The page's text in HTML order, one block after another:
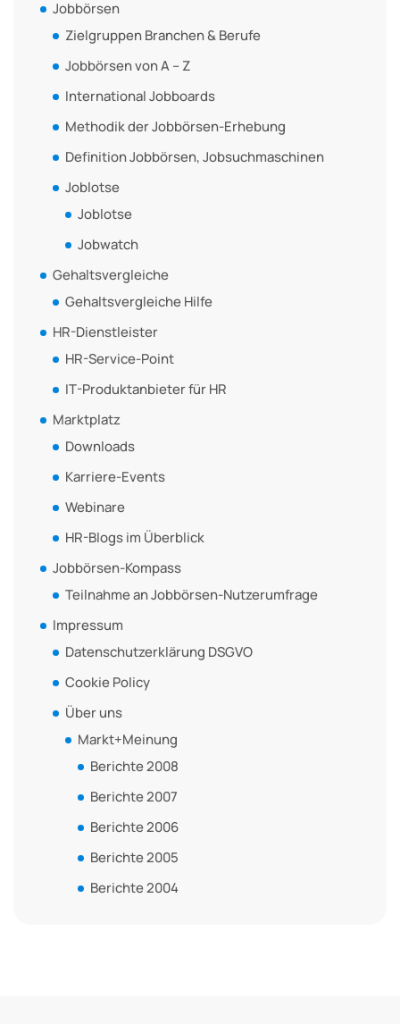
Jobbörsen
Zielgruppen Branchen & Berufe
Jobbörsen von A – Z
International Jobboards
Methodik der Jobbörsen-Erhebung
Definition Jobbörsen, Jobsuchmaschinen
Joblotse
Joblotse
Jobwatch
Gehaltsvergleiche
Gehaltsvergleiche Hilfe
HR-Dienstleister
HR-Service-Point
IT-Produktanbieter für HR
Marktplatz
Downloads
Karriere-Events
Webinare
HR-Blogs im Überblick
Jobbörsen-Kompass
Teilnahme an Jobbörsen-Nutzerumfrage
Impressum
Datenschutzerklärung DSGVO
Cookie Policy
Über uns
Markt+Meinung
Berichte 2008
Berichte 2007
Berichte 2006
Berichte 2005
Berichte 2004